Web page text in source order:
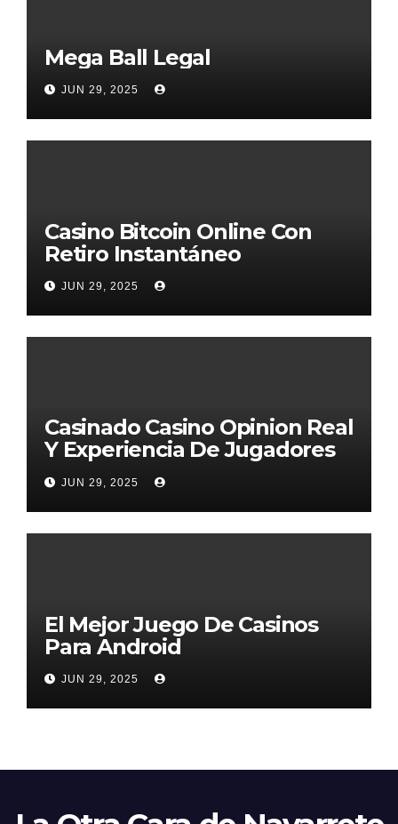
Mega Ball Legal
JUN 29, 2025
Casino Bitcoin Online Con
Retiro Instantáneo
JUN 29, 2025
Casinado Casino Opinion Real
Y Experiencia De Jugadores
2026
JUN 29, 2025
El Mejor Juego De Casinos
Para Android
JUN 29, 2025